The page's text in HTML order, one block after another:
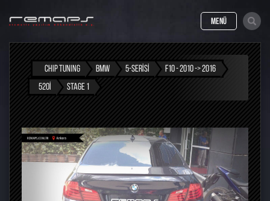
MENÜ
CHIP TUNING BMW 5-SERISI
F10 - 2010 -> 2016
520I
STAGE 1